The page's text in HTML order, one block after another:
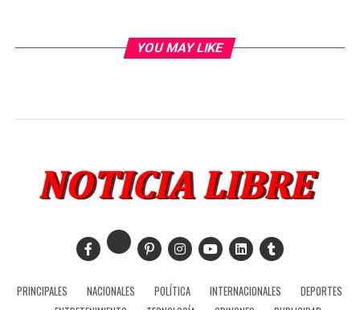
YOU MAY LIKE
PRINCIPALES NACIONALES POLÍTICA INTERNACIONALES
DEPORTES